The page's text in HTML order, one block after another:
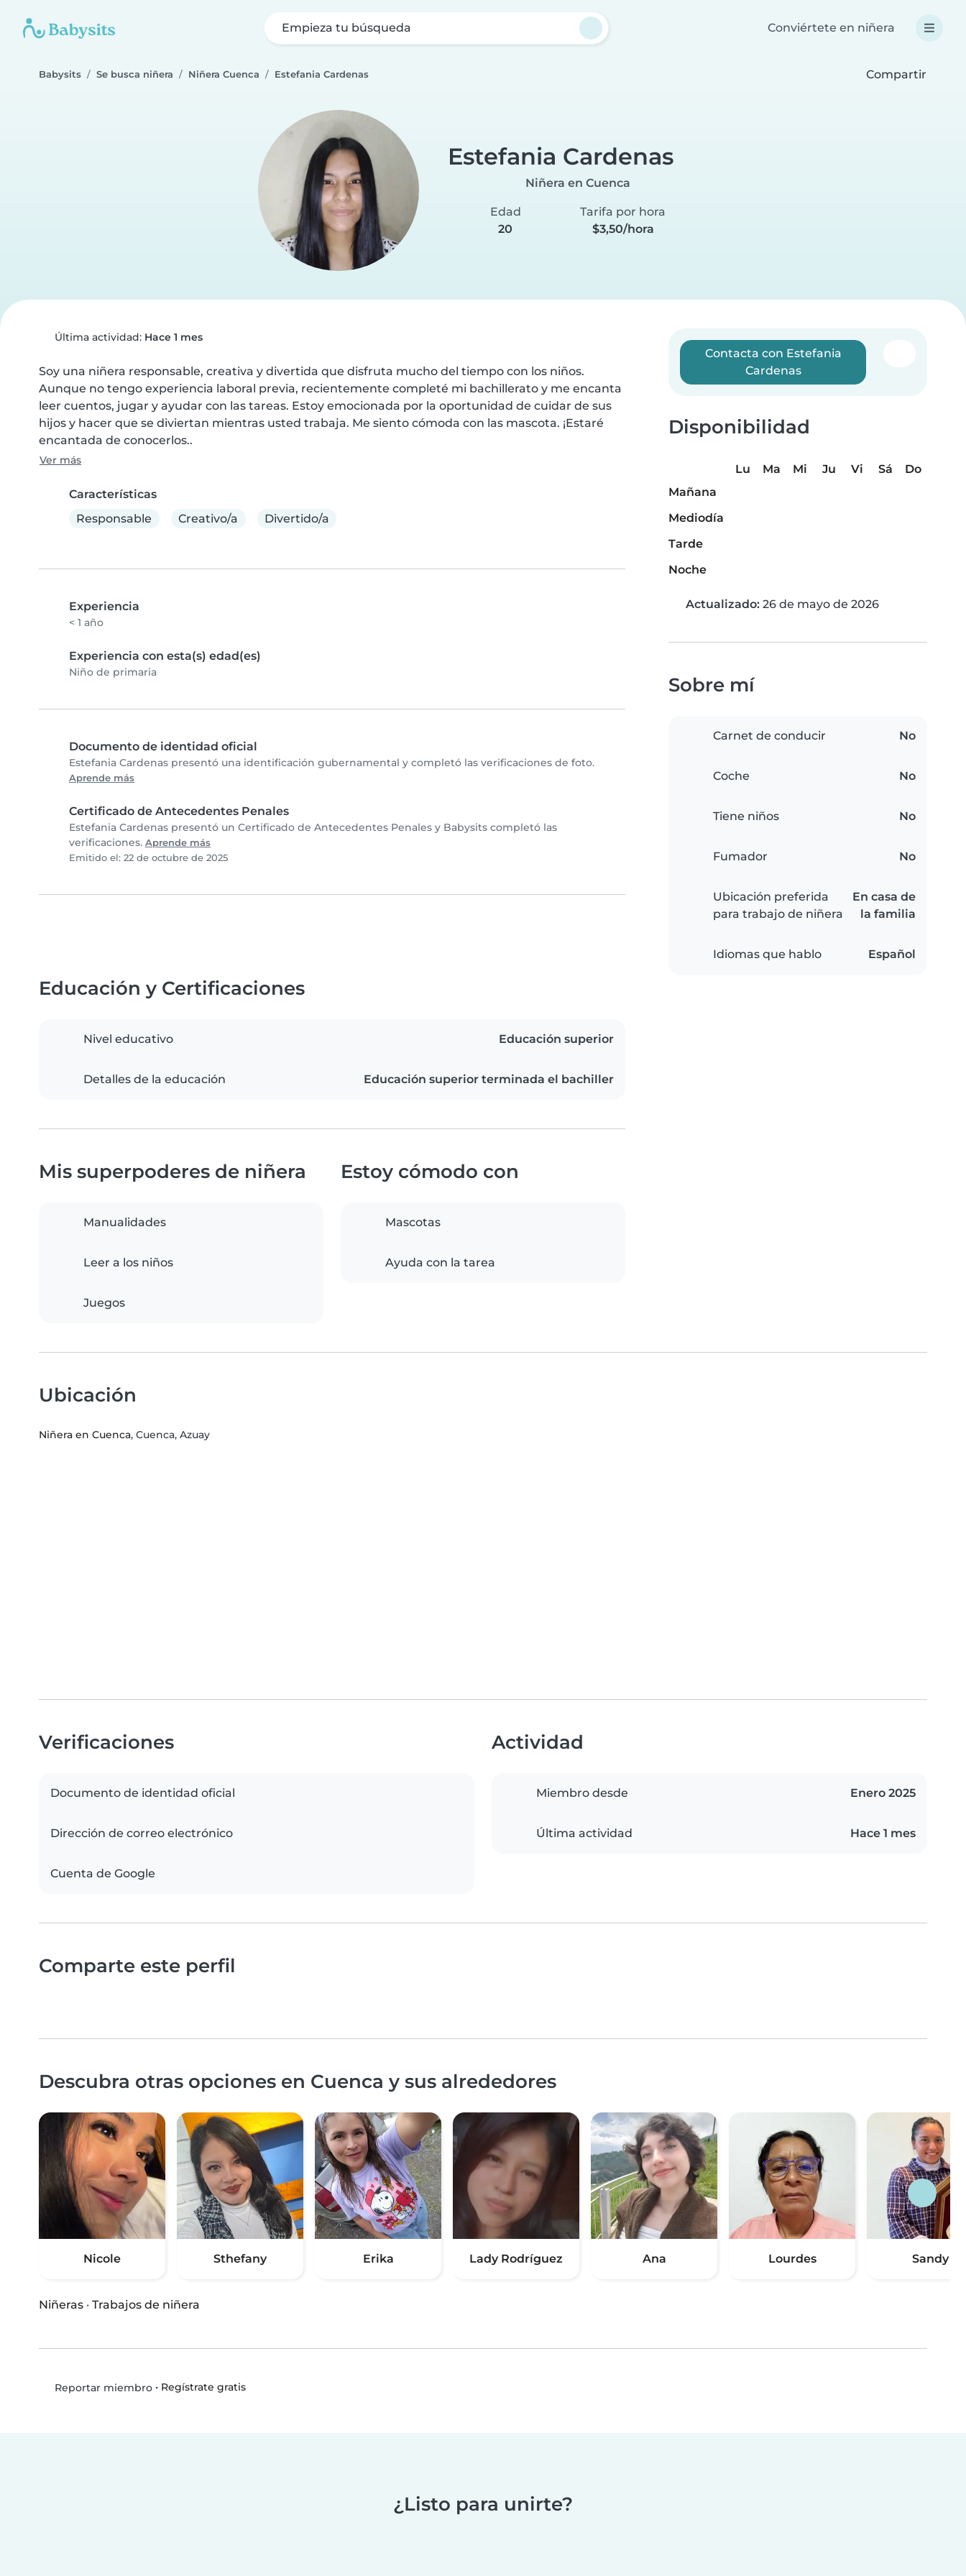
Empieza tu búsqueda Conviértete en niñera
Babysits Se busca niñera Niñera Cuenca Estefania Cardenas Compartir
Estefania Cardenas
Niñera en Cuenca
Edad
20
Tarifa por hora
$3,50/hora
Última actividad: Hace 1 mes
Soy una niñera responsable, creativa y divertida que disfruta mucho del tiempo con los niños.
Aunque no tengo experiencia laboral previa, recientemente completé mi bachillerato y me encanta
leer cuentos, jugar y ayudar con las tareas. Estoy emocionada por la oportunidad de cuidar de sus
hijos y hacer que se diviertan mientras usted trabaja. Me siento cómoda con las mascota. ¡Estaré
encantada de conocerlos..
Ver más
Características
Responsable
Creativo/a Divertido/a
Experiencia
< 1 año
Experiencia con esta(s) edad(es)
Niño de primaria
Documento de identidad oficial
Estefania Cardenas presentó una identificación gubernamental y completó las verificaciones de foto.
Aprende más
Certificado de Antecedentes Penales
Estefania Cardenas presentó un Certificado de Antecedentes Penales y Babysits completó las
verificaciones. Aprende más
Emitido el: 22 de octubre de 2025
Contacta con Estefania
Cardenas
Disponibilidad
Lu Ma Mi Ju Vi Sá
Do
Mañana
Mediodía
Tarde
Noche
Actualizado: 26 de mayo de 2026
Sobre mí
Carnet de conducir No
Coche No
Tiene niños No
Fumador No
Ubicación preferida
para trabajo de niñera
En casa de
la familia
Idiomas que hablo Español
Educación y Certificaciones
Nivel educativo Educación superior
Detalles de la educación Educación superior terminada el bachiller
Mis superpoderes de niñera
Manualidades
Leer a los niños
Juegos
Estoy cómodo con
Mascotas
Ayuda con la tarea
Ubicación
Niñera en Cuenca, Cuenca, Azuay
Verificaciones
Documento de identidad oficial
Dirección de correo electrónico
Cuenta de Google
Actividad
Miembro desde Enero 2025
Última actividad Hace 1 mes
Comparte este perfil
Descubra otras opciones en Cuenca y sus alrededores
Nicole Sthefany Erika Lady Rodríguez Ana Lourdes Sandy
Niñeras · Trabajos de niñera
Reportar miembro• Regístrate gratis
¿Listo para unirte?